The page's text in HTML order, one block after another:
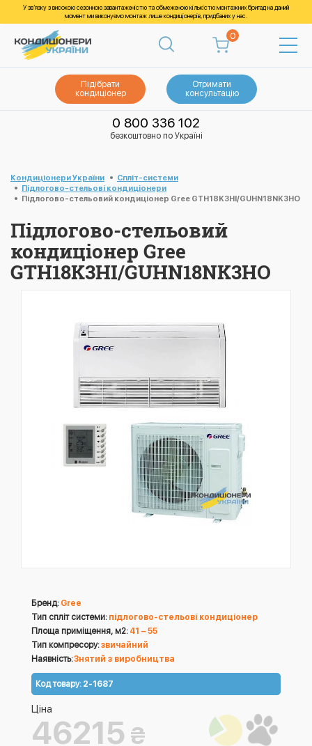
У зв’язку з високою сезонною завантаженістю та обмеженою кількістю монтажних бригад на даний
момент ми виконуємо монтаж лише кондиціонерів, придбаних у нас.
0
Підібрати
кондиціонер
Отримати
консультацію
0 800 336 102
безкоштовно по Україні
Кондиціонери України
Спліт-системи
Підлогово-стельові кондиціонери
Підлогово-стельовий кондиціонер Gree GTH18K3HI/GUHN18NK3HO
Підлогово-стельовий
кондиціонер Gree
GTH18K3HI/GUHN18NK3HO
Бренд: Gree
Тип спліт системи: підлогово-стельові кондиціонер
Площа приміщення, м2: 41 – 55
Тип компресору:звичайний
Наявність:Знятий з виробництва
Код товару: 2-1687
Ціна
46215 ₴